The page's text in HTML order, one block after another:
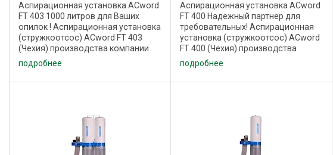
Аспирационная установка ACword
FT 403 1000 литров для Ваших
опилок ! Аспирационная установка
(стружкоотсос) ACword FT 403
(Чехия) производства компании
ACword (Чехия) применяется для
удаления стружки, опилок, пыли от
рабочих зон
подробнее
Аспирационная установка ACword
FT 400 Надежный партнер для
требовательных! Аспирационная
установка (стружкоотсос) ACword
FT 400 (Чехия) производства
компании ACword (Чехия)
применяется для удаления
стружки, опилок, пыли от рабочих
подробнее